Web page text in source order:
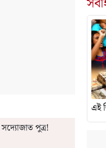
পুত্র!
চিহ্ন দেখালেন? এর অর্থ কী?
এই